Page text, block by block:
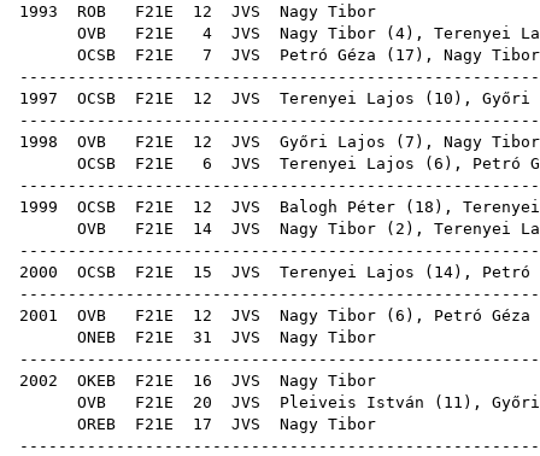
1993 ROB F21E 12 JVS
OVB F21E 4 JVS Nagy Tibor ( 4), Terenyei
OCSB F21E 7 JVS Petró Géza ( 17 ), Nagy
1997 OCSB F21E 12 JVS Terenyei Lajos ( 10 ), Győri
1998 OVB F21E 12 JVS Győri Lajos ( 7 ), Nagy
OCSB F21E 6 JVS Terenyei Lajos ( 6 ), Petró
1999 OCSB F21E 12 JVS Balogh Péter ( 18 ),
OVB F21E 14 JVS Nagy Tibor ( 2 ), Terenyei
2000 OCSB F21E 15 JVS Terenyei Lajos ( 14), Petró
2001 OVB F21E 12 JVS Nagy Tibor ( 6 ), Petró Géza
ONEB F21E 31 JVS
2002 OKEB F21E 16 JVS
OVB F21E 20 JVS Pleiveis István ( 11 ),
OREB F21E 17 JVS